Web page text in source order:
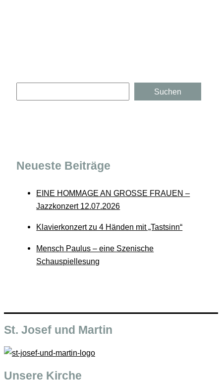
Suchen
Neueste Beiträge
EINE HOMMAGE AN GROSSE FRAUEN –
Jazzkonzert 12.07.2026
Klavierkonzert zu 4 Händen mit „Tastsinn“
Mensch Paulus – eine Szenische
Schauspiellesung
St. Josef und Martin
Unsere Kirche